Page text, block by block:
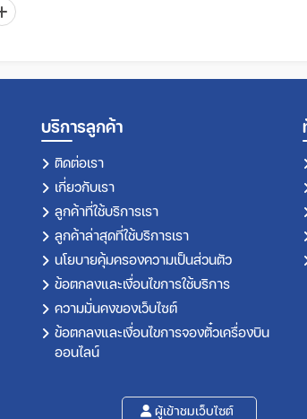
บริการลูกค้า
ติดต่อเรา
เกี่ยวกับเรา
ลูกค้าที่ใช้บริการเรา
ลูกค้าล่าสุดที่ใช้บริการเรา
นโยบายคุ้มครองความเป็นส่วนตัว
ข้อตกลงและเงื่อนไขการใช้บริการ
ความมั่นคงของเว็บไซต์
ข้อตกลงและเงื่อนไขการจองตั๋วเครื่องบิน
ออนไลน์
ผู้เข้าชมเว็บไซต์